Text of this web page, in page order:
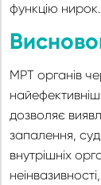
функцію нирок.
МРТ органів
дозволяє
запалення,
внутрішніх